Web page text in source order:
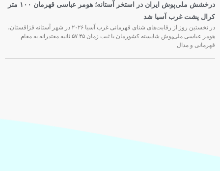
درخشش ملی‌پوش ایران در استخر آستانه؛ هومر عباسی قهرمان ۱۰۰ متر
کرال پشت غرب آسیا شد
در نخستین روز از رقابت‌های شنای قهرمانی غرب آسیا ۲۰۲۶ در شهر آستانه قزاقستان،
هومر عباسی ملی‌پوش شایسته کشورمان با ثبت زمان ۵۷.۴۵ ثانیه مقتدرانه به مقام
قهرمانی و مدال